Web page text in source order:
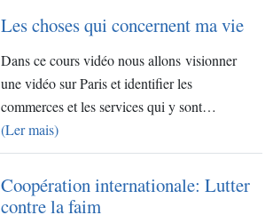
Les choses qui concernent ma vie​
Dans ce cours vidéo nous allons visionner
une vidéo sur Paris et identifier les
commerces et les services qui y sont…
(Ler mais)
Coopération internationale: Lutter
contre la faim